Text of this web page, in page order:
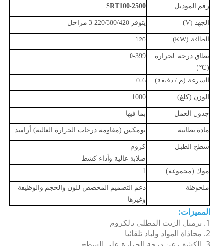
رقم الموديل SRT100-2500
الجهد (V) يتوفر 220/380/420 3 مراحل
الطاقة (KW) 120
نطاق درجة الحرارة
(℃)
0-399
السرعة (م / دقيقة) 0-6
الوزن (كلغ) 1000
جدول العمل بما فيها
مادة بطانية نومكس (مقاومة درجات الحرارة العالية) أراميد
سطح الطبل
كروم
صلابة عالية وأداء كشط
موك (مجموعة)
1
ملحوظة
دعم التصميم المخصص للون والحجم والوظيفة
وغيرها
المميزات:
1. برميل الزيت المطلي بالكروم
2. محاذاة المواد ولباد تلقائيا